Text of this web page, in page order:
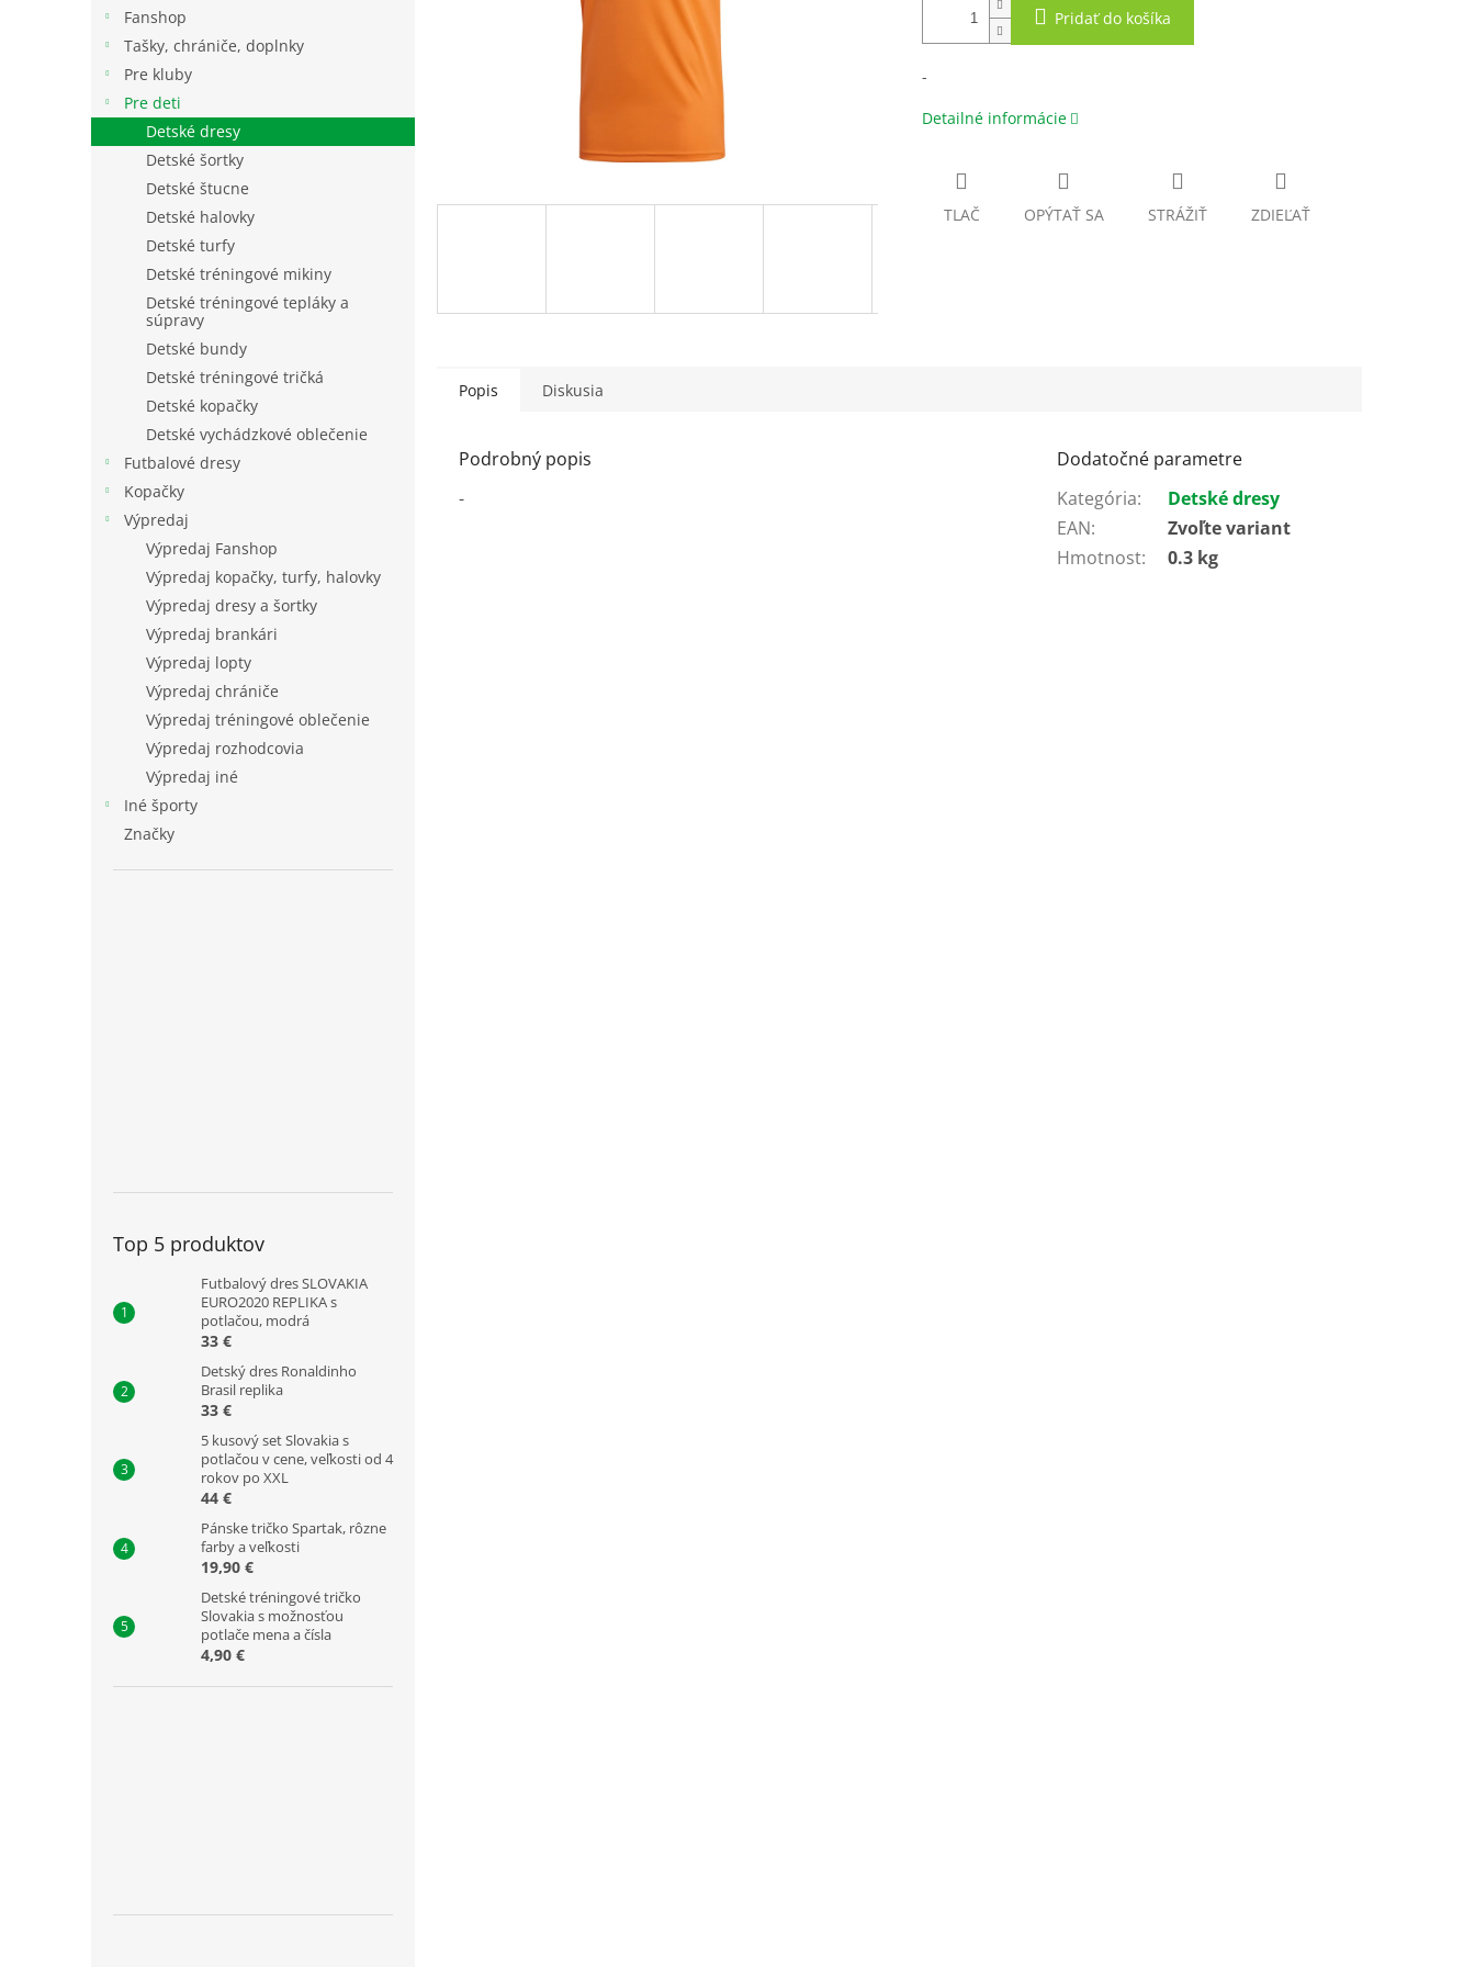
Fanshop
Tašky, chrániče, doplnky
Pre kluby
Pre deti
Detské dresy
Detské šortky
Detské štucne
Detské halovky
Detské turfy
Detské tréningové mikiny
Detské tréningové tepláky a
súpravy
Detské bundy
Detské tréningové tričká
Detské kopačky
Detské vychádzkové oblečenie
Futbalové dresy
Kopačky
Výpredaj
Výpredaj Fanshop
Výpredaj kopačky, turfy, halovky
Výpredaj dresy a šortky
Výpredaj brankári
Výpredaj lopty
Výpredaj chrániče
Výpredaj tréningové oblečenie
Výpredaj rozhodcovia
Výpredaj iné
Iné športy
Značky
Top 5 produktov
Futbalový dres SLOVAKIA
EURO2020 REPLIKA s
potlačou, modrá
33 €
Detský dres Ronaldinho
Brasil replika
33 €
5 kusový set Slovakia s
potlačou v cene, veľkosti od 4
rokov po XXL
44 €
Pánske tričko Spartak, rôzne
farby a veľkosti
19,90 €
Detské tréningové tričko
Slovakia s možnosťou
potlače mena a čísla
4,90 €
Pridať do košíka
-
Detailné informácie
TLAČ OPÝTAŤ SA STRÁŽIŤ ZDIEĽAŤ
Popis Diskusia
Podrobný popis
-
Dodatočné parametre
Kategória:
Detské dresy
EAN:
Zvoľte variant
Hmotnost: 0.3 kg